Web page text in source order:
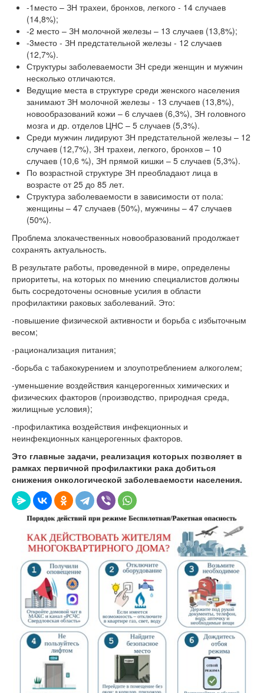
-1место – ЗН трахеи, бронхов, легкого - 14 случаев
(14,8%);
-2 место – ЗН молочной железы – 13 случаев (13,8%);
-3место - ЗН предстательной железы - 12 случаев
(12,7%).
Структуры заболеваемости ЗН среди женщин и мужчин
несколько отличаются.
Ведущие места в структуре среди женского населения
занимают ЗН молочной железы - 13 случаев (13,8%),
новообразований кожи – 6 случаев (6,3%), ЗН головного
мозга и др. отделов ЦНС – 5 случаев (5,3%).
Среди мужчин лидируют ЗН предстательной железы – 12
случаев (12,7%), ЗН трахеи, легкого, бронхов – 10
случаев (10,6 %), ЗН прямой кишки – 5 случаев (5,3%).
По возрастной структуре ЗН преобладают лица в
возрасте от 25 до 85 лет.
Структура заболеваемости в зависимости от пола:
женщины – 47 случаев (50%), мужчины – 47 случаев
(50%).
Проблема злокачественных новообразований продолжает
сохранять актуальность.
В результате работы, проведенной в мире, определены
приоритеты, на которых по мнению специалистов должны
быть сосредоточены основные усилия в области
профилактики раковых заболеваний. Это:
-повышение физической активности и борьба с избыточным
весом;
-рационализация питания;
-борьба с табакокурением и злоупотреблением алкоголем;
-уменьшение воздействия канцерогенных химических и
физических факторов (производство, природная среда,
жилищные условия);
-профилактика воздействия инфекционных и
неинфекционных канцерогенных факторов.
Это главные задачи, реализация которых позволяет в
рамках первичной профилактики рака добиться
снижения онкологической заболеваемости населения.